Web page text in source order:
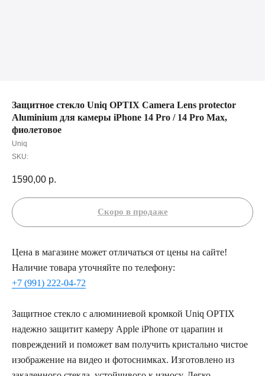
Защитное стекло Uniq OPTIX Camera Lens protector
Aluminium для камеры iPhone 14 Pro / 14 Pro Max,
фиолетовое
Uniq
SKU:
1590,00 р.
Цена в магазине может отличаться от цены на сайте!
Наличие товара уточняйте по телефону:
+7 (991) 222-04-72
Защитное стекло с алюминиевой кромкой Uniq OPTIX
надежно защитит камеру Apple iPhone от царапин и
повреждений и поможет вам получить кристально чистое
изображение на видео и фотоснимках. Изготовлено из